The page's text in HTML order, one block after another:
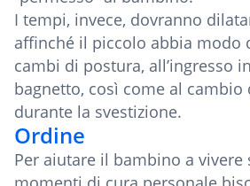
I tempi, invece, dovranno
affinché il piccolo abbia modo
cambi di postura, all’ingresso
bagnetto, così come al
durante la svestizione.
Ordine
Per aiutare il bambino a vivere